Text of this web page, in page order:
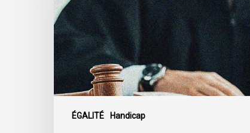
ÉGALITÉ Handicap
libertés
civiles
exhorte
le
gouvernement
fédéral
à
rejeter